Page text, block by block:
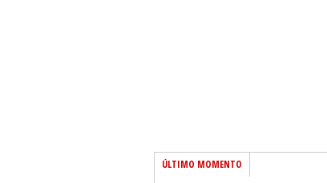
ÚLTIMO MOMENTO